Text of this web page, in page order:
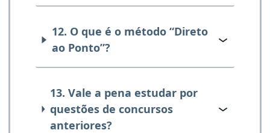
12. O que é o método “Direto
ao Ponto”?
13. Vale a pena estudar por
questões de concursos
anteriores?